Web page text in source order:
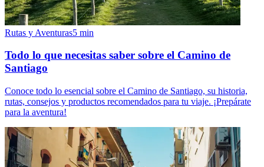
Rutas y Aventuras5 min
Todo lo que necesitas saber sobre el Camino de
Santiago
Conoce todo lo esencial sobre el Camino de Santiago, su historia,
rutas, consejos y productos recomendados para tu viaje. ¡Prepárate
para la aventura!